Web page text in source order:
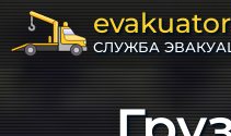
СЛУЖБА